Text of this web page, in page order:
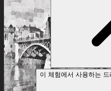
이 체험에서 사용하는